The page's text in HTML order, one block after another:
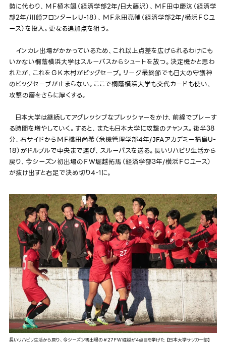
勢に代わり、ＭＦ植木颯（経済学部2年/日大藤沢）、ＭＦ田中慶汰（経済学
部2年/川崎フロンターレU-18）、ＭＦ永田亮輔（経済学部2年/横浜ＦＣユ
ース）を投入。更なる追加点を狙う。
インカレ出場がかかっているため、これ以上点差を広げられるわけにも
いかない桐蔭横浜大学はスルーパスからシュートを放つ。決定機かと思わ
れたが、これをＧＫ木村がビッグセーブ。リーグ最終節でも日大の守護神
のビッグセーブが止まらない。ここで桐蔭横浜大学も交代カードも使い、
攻撃の層をさらに厚くする。
日本大学は継続してアグレッシブなプレッシャーをかけ、前線でプレーす
る時間を増やしていく。すると、またも日本大学に攻撃のチャンス。後半38
分、右サイドからＭＦ橋田尚希（危機管理学部4年/JFAアカデミー福島U-
18）がドルブルで中央まで運び、スルーパスを送る。長いリハビリ生活から
戻り、今シーズン初出場のＦＷ堀越拓馬（経済学部3年/横浜ＦＣユース）
が抜け出すと右足で決め切り4-1に。
長いリハビリ生活から戻り、今シーズン初出場の＃27ＦＷ堀越が4点目を挙げた 【日本大学サッカー部】